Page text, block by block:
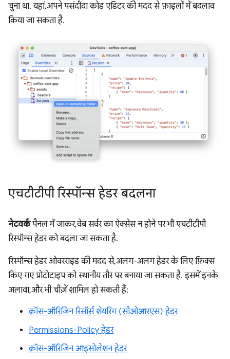
चुना था. यहां, अपने पसंदीदा कोड एडिटर की मदद से फ़ाइलों में बदलाव
किया जा सकता है.
एचटीटीपी रिस्पॉन्स हेडर बदलना
नेटवर्कपैनल में जाकर, वेब सर्वर का ऐक्सेस न होने पर भी एचटीटीपी
रिस्पॉन्स हेडर को बदला जा सकता है.
रिस्पॉन्स हेडर ओवरराइड की मदद से, अलग-अलग हेडर के लिए फ़िक्स
किए गए प्रोटोटाइप को स्थानीय तौर पर बनाया जा सकता है. इसमें इनके
अलावा, और भी चीज़ें शामिल हो सकती हैं:
क्रॉस-ऑरिजिन रिसॉर्स शेयरिंग (सीओआरएस) हेडर
Permissions-Policy हेडर
क्रॉस-ऑरिजिन आइसोलेशन हेडर